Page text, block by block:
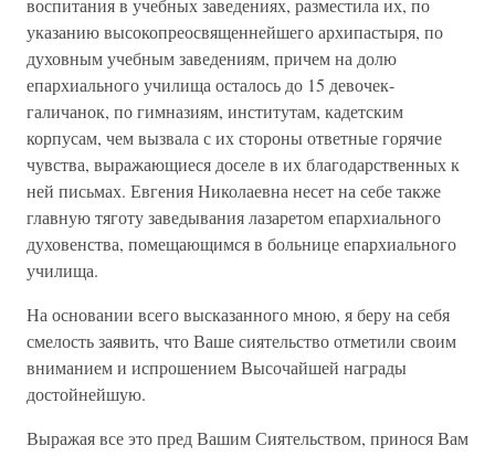
воспитания в учебных заведениях, разместила их, по
указанию высокопреосвященнейшего архипастыря, по
духовным учебным заведениям, причем на долю
епархиального училища осталось до 15 девочек-
галичанок, по гимназиям, институтам, кадетским
корпусам, чем вызвала с их стороны ответные горячие
чувства, выражающиеся доселе в их благодарственных к
ней письмах. Евгения Николаевна несет на себе также
главную тяготу заведывания лазаретом епархиального
духовенства, помещающимся в больнице епархиального
училища.
На основании всего высказанного мною, я беру на себя
смелость заявить, что Ваше сиятельство отметили своим
вниманием и испрошением Высочайшей награды
достойнейшую.
Выражая все это пред Вашим Сиятельством, принося Вам